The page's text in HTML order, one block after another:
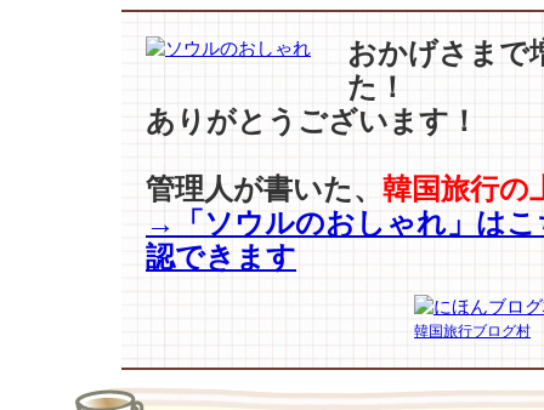
【ワ
ー
ム
確
か
に
す
る！
(「物
理
おかげさまで
た！
ありがとうございます！
管理人が書いた、 韓国旅行の
→「ソウルのおしゃれ」はこ
認できます
韓国旅行ブログ村